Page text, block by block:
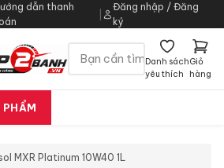
dẫn thanh
Đăng nhập / Đăng
ký
Danh sách
yêu thích
Giỏ
hàng
PHẨM
MXR Platinum 10W40 1L